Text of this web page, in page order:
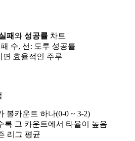
패와 성공률 차트
수, 선: 도루 성공률
면 효율적인 주루
볼카운트 하나(0-0 ~ 3-2)
록 그 카운트에서 타율이 높음
리그 평균